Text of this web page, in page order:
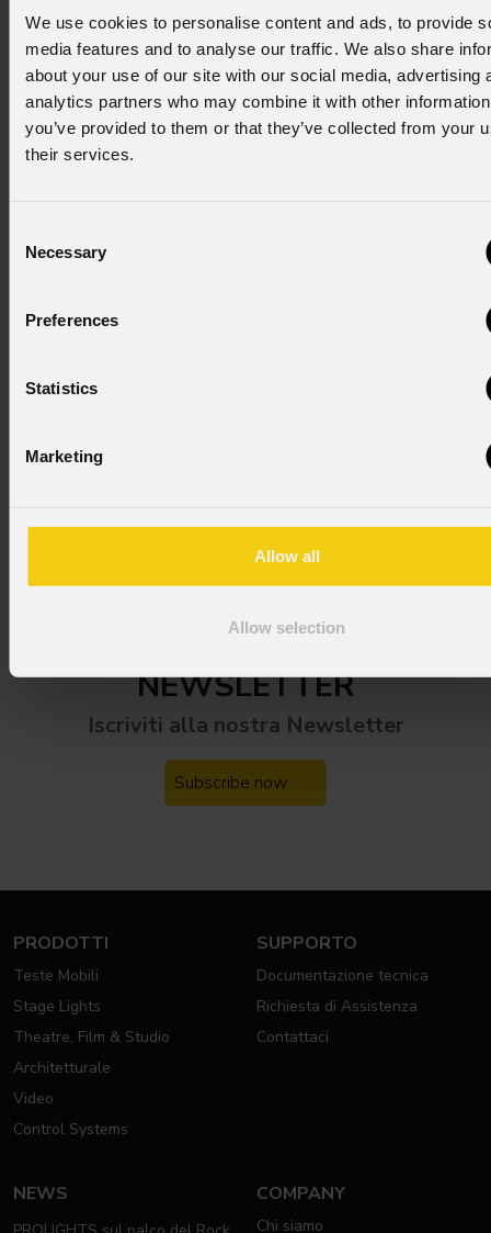
We use cookies to personalise content and ads, to provide
media features and to analyse our traffic. We also share
about your use of our site with our social media, advertising
analytics partners who may combine it with other
you’ve provided to them or that they’ve collected from your
their services.
Selection
Necessary
Preferences
Statistics
Marketing
Allow all
Allow selection
anticipa l'arrivo di ogniRocking Boat, diventando un segnale
visivo sincronizzato al ritmo del percorso. Nell'area bar, gli
ArcSpotXSFCcompletano l'installazione con una precisa
illuminazione d'accento.
Le due installazioni al Futuroscope confermano la capacità di
parte integrante della narrazione.
Per maggiori informazioni, contattare:
Crediti:
FACTORY;
Foto : © FUTUROSCOPE - Moment Factory - JL AUDY -
Mahé - Julien THOUVENET (ODIBI)
NEWSLETTER
Iscriviti alla nostra Newsletter
Subscribe now
PRODOTTI
Teste Mobili
Stage Lights
Theatre, Film & Studio
Architetturale
Video
Control Systems
SUPPORTO
Documentazione tecnica
Richiesta di Assistenza
Contattaci
NEWS COMPANY
Chi siamo